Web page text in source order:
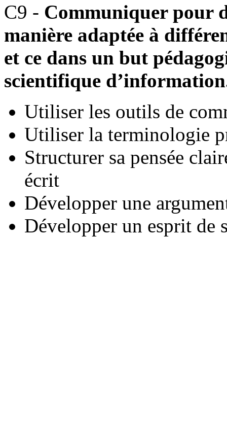
C9 - Communiquer pour
manière adaptée à
et ce dans un but
scientifique
Utiliser les outils de
Utiliser la terminologie
Structurer sa pensée
écrit
Développer une
Développer un esprit de